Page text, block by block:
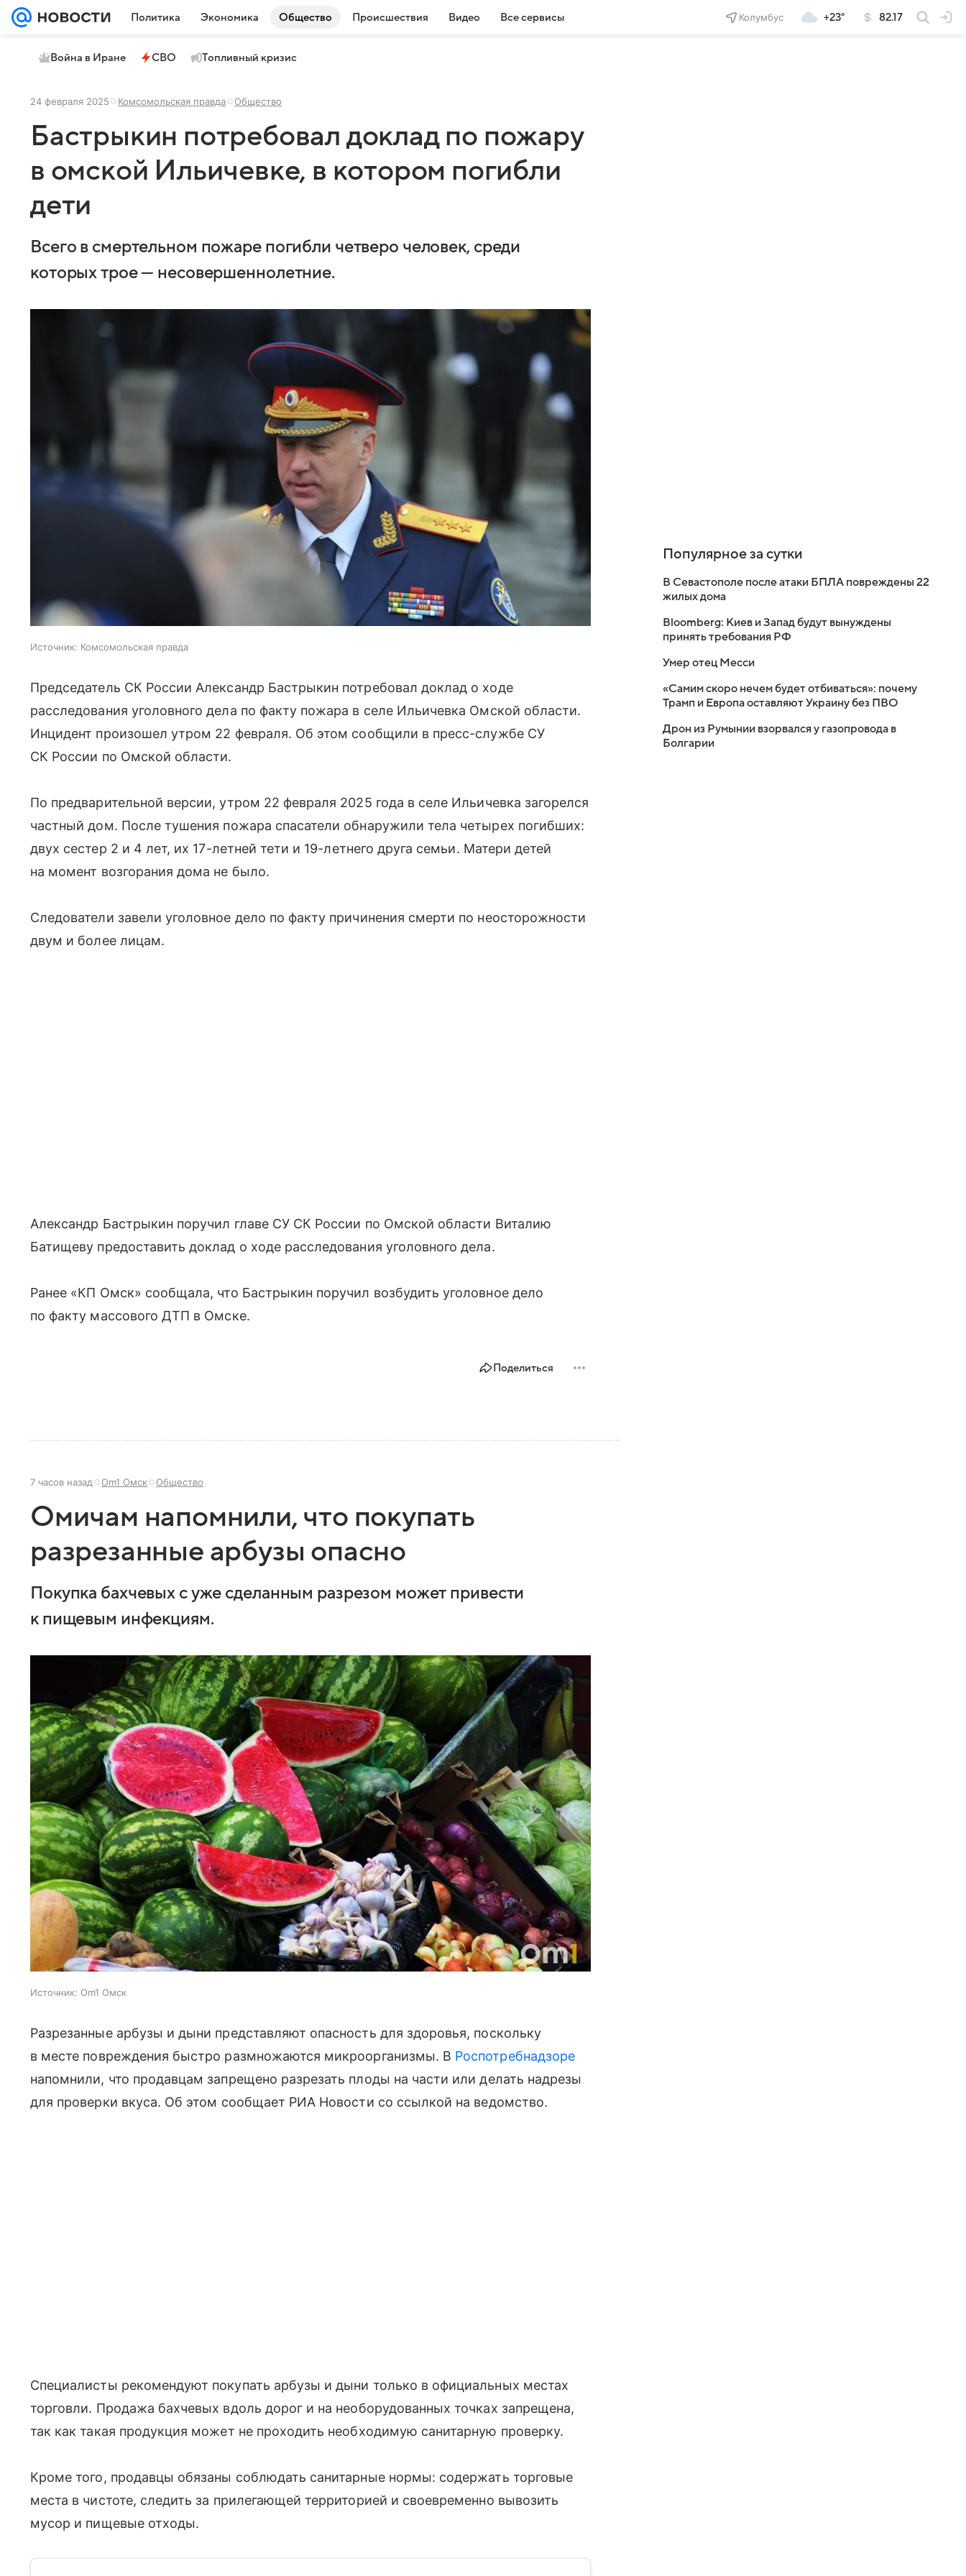
Политика Экономика Общество Происшествия Видео Все сервисы Колумбус +23° 82.17
Война в Иране СВО Топливный кризис
24 февраля 2025 Комсомольская правда Общество
Бастрыкин потребовал доклад по пожару
в омской Ильичевке, в котором погибли
дети
Всего в смертельном пожаре погибли четверо человек, среди
которых трое — несовершеннолетние.
Источник: Комсомольская правда
Председатель СК России Александр Бастрыкин потребовал доклад о ходе
расследования уголовного дела по факту пожара в селе Ильичевка Омской области.
Инцидент произошел утром 22 февраля. Об этом сообщили в пресс-службе СУ
СК России по Омской области.
По предварительной версии, утром 22 февраля 2025 года в селе Ильичевка загорелся
частный дом. После тушения пожара спасатели обнаружили тела четырех погибших:
двух сестер 2 и 4 лет, их 17-летней тети и 19-летнего друга семьи. Матери детей
на момент возгорания дома не было.
Следователи завели уголовное дело по факту причинения смерти по неосторожности
двум и более лицам.
Александр Бастрыкин поручил главе СУ СК России по Омской области Виталию
Батищеву предоставить доклад о ходе расследования уголовного дела.
Ранее «КП Омск» сообщала, что Бастрыкин поручил возбудить уголовное дело
по факту массового ДТП в Омске.
Поделиться
7 часов назад Om1 Омск Общество
Омичам напомнили, что покупать
разрезанные арбузы опасно
Покупка бахчевых с уже сделанным разрезом может привести
к пищевым инфекциям.
Источник: Om1 Омск
Разрезанные арбузы и дыни представляют опасность для здоровья, поскольку
в месте повреждения быстро размножаются микроорганизмы. В Роспотребнадзоре
напомнили, что продавцам запрещено разрезать плоды на части или делать надрезы
для проверки вкуса. Об этом сообщает РИА Новости со ссылкой на ведомство.
Специалисты рекомендуют покупать арбузы и дыни только в официальных местах
торговли. Продажа бахчевых вдоль дорог и на необорудованных точках запрещена,
так как такая продукция может не проходить необходимую санитарную проверку.
Кроме того, продавцы обязаны соблюдать санитарные нормы: содержать торговые
места в чистоте, следить за прилегающей территорией и своевременно вывозить
мусор и пищевые отходы.
Популярное за сутки
В Севастополе после атаки БПЛА повреждены 22
жилых дома
Bloomberg: Киев и Запад будут вынуждены
принять требования РФ
Умер отец Месси
«Самим скоро нечем будет отбиваться»: почему
Трамп и Европа оставляют Украину без ПВО
Дрон из Румынии взорвался у газопровода в
Болгарии